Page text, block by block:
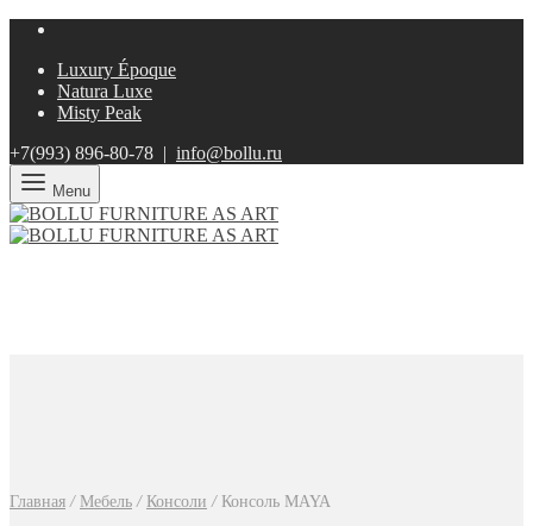
Luxury Époque
Natura Luxe
Misty Peak
+7(993) 896-80-78 | info@bollu.ru
Menu
Главная / Мебель / Консоли /Консоль MAYA